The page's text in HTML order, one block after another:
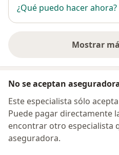
¿Qué puedo hacer ahora?
Mostrar
No se aceptan
Este especialista sólo
Puede pagar directamente
encontrar otro especialista
aseguradora.